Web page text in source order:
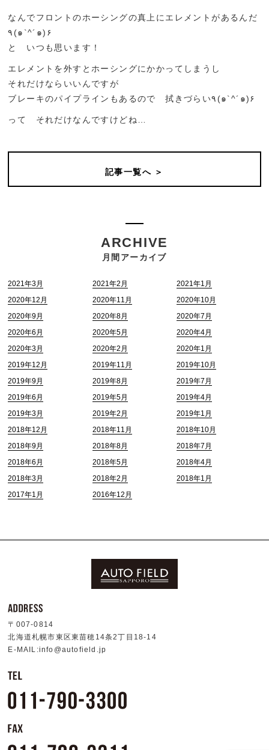
なんでフロントのホーシングの真上にエレメントがあるんだ
٩(๑`^´๑)۶
と いつも思います！
エレメントを外すとホーシングにかかってしまうし
それだけならいいんですが
ブレーキのパイプラインもあるので 拭きづらい٩(๑`^´๑)۶
って それだけなんですけどね…
記事一覧へ ＞
ARCHIVE
月間アーカイブ
2021年3月 2021年2月
2021年1月
2020年12月
2020年11月
2020年10月
2020年9月
2020年8月
2020年7月
2020年6月
2020年5月
2020年4月
2020年3月
2020年2月
2020年1月
2019年12月
2019年11月
2019年10月
2019年9月
2019年8月
2019年7月
2019年6月
2019年5月
2019年4月
2019年3月
2019年2月
2019年1月
2018年12月
2018年11月
2018年10月
2018年9月
2018年8月
2018年7月
2018年6月
2018年5月
2018年4月
2018年3月
2018年2月
2018年1月
2017年1月
2016年12月
〒007-0814
北海道札幌市東区東苗穂14条2丁目18-14
E-MAIL:info@autofield.jp